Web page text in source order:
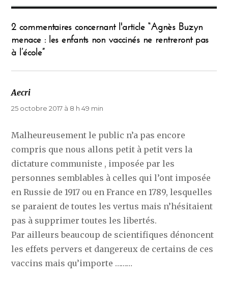
2 commentaires concernant l'article “Agnès Buzyn
menace : les enfants non vaccinés ne rentreront pas
à l’école”
Aecri
25 octobre 2017 à 8 h 49 min
Malheureusement le public n’a pas encore
compris que nous allons petit à petit vers la
dictature communiste , imposée par les
personnes semblables à celles qui l’ont imposée
en Russie de 1917 ou en France en 1789, lesquelles
se paraient de toutes les vertus mais n’hésitaient
pas à supprimer toutes les libertés.
Par ailleurs beaucoup de scientifiques dénoncent
les effets pervers et dangereux de certains de ces
vaccins mais qu’importe ………